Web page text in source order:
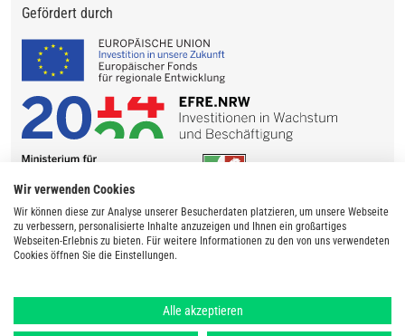
Gefördert durch
Wir verwenden Cookies
Wir können diese zur Analyse unserer Besucherdaten platzieren, um unsere Webseite
zu verbessern, personalisierte Inhalte anzuzeigen und Ihnen ein großartiges
Webseiten-Erlebnis zu bieten. Für weitere Informationen zu den von uns verwendeten
Cookies öffnen Sie die Einstellungen.
Alle akzeptieren